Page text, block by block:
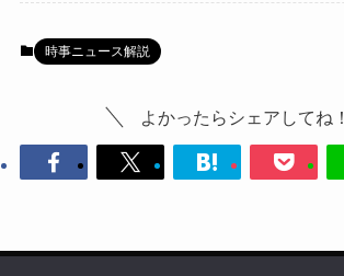
時事ニュース解説
よかったらシェアしてね！